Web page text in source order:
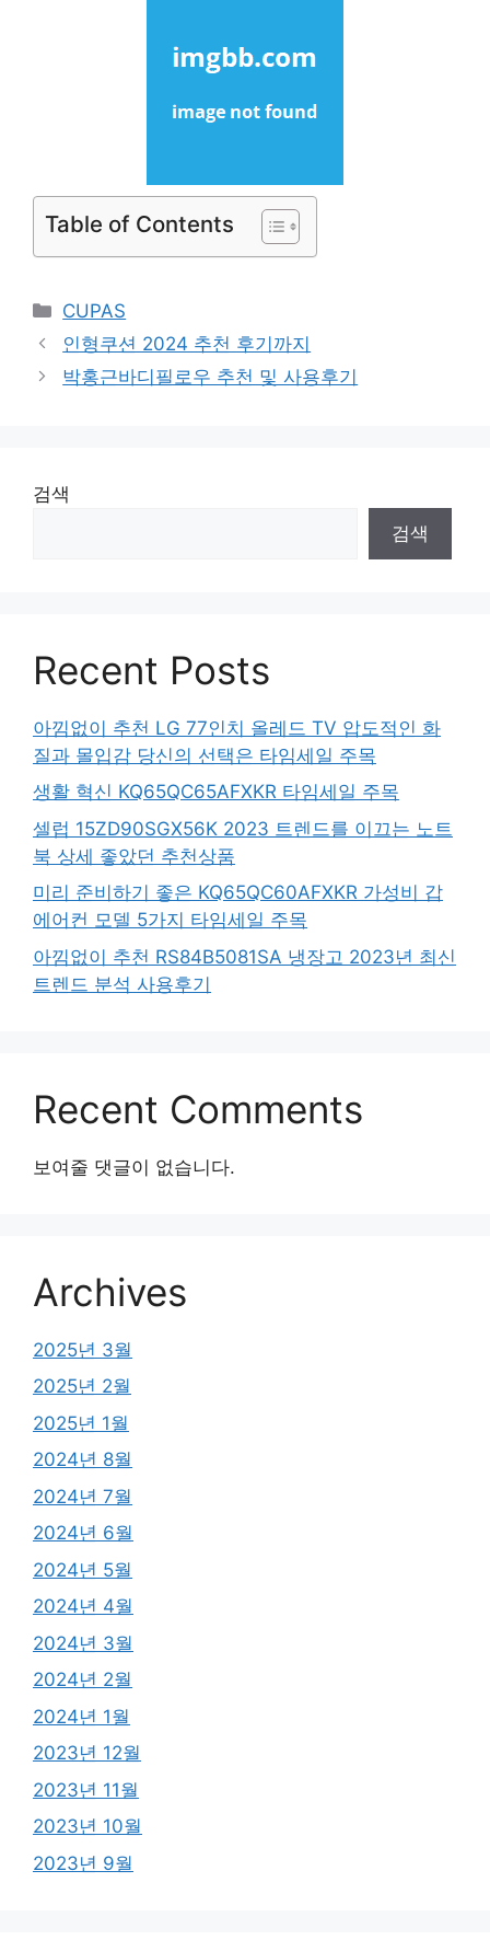
Table of Contents
Categories
CUPAS
인형쿠션 2024 추천 후기까지
박홍근바디필로우 추천 및 사용후기
검색
검색
Recent Posts
아낌없이 추천 LG 77인치 올레드 TV 압도적인 화
질과 몰입감 당신의 선택은 타임세일 주목
생활 혁신 KQ65QC65AFXKR 타임세일 주목
셀럽 15ZD90SGX56K 2023 트렌드를 이끄는 노트
북 상세 좋았던 추천상품
미리 준비하기 좋은 KQ65QC60AFXKR 가성비 갑
에어컨 모델 5가지 타임세일 주목
아낌없이 추천 RS84B5081SA 냉장고 2023년 최신
트렌드 분석 사용후기
Recent Comments
보여줄 댓글이 없습니다.
Archives
2025년 3월
2025년 2월
2025년 1월
2024년 8월
2024년 7월
2024년 6월
2024년 5월
2024년 4월
2024년 3월
2024년 2월
2024년 1월
2023년 12월
2023년 11월
2023년 10월
2023년 9월